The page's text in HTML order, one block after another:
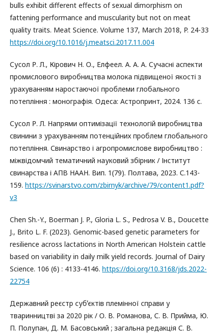
bulls exhibit different effects of sexual dimorphism on
fattening performance and muscularity but not on meat
quality traits. Meat Science. Volume 137, March 2018, P. 24-33
https://doi.org/10.1016/j.meatsci.2017.11.004
Сусол Р. Л., Кірович Н. О., Елфеел. А. А. А. Сучасні аспекти
промислового виробництва молока підвищеної якості з
урахуванням наростаючої проблеми глобального
потепління : монографія. Одеса: Астропринт, 2024. 136 с.
Сусол Р. Л. Напрями оптимізації технологій виробництва
свинини з урахуванням потенційних проблем глобального
потепління. Свинарство і агропромислове виробництво :
міжвідомчий тематичний науковий збірник / Інститут
свинарства і АПВ НААН. Вип. 1(79). Полтава, 2023. С.143-
159. https://svinarstvo.com/zbirnyk/archive/79/content1.pdf?
v3
Chen Sh.-Y., Boerman J. P., Gloria L. S., Pedrosa V. B., Doucette
J., Brito L. F. (2023). Genomic-based genetic parameters for
resilience across lactations in North American Holstein cattle
based on variability in daily milk yield records. Journal of Dairy
Science. 106 (6) : 4133-4146. https://doi.org/10.3168/jds.2022-
22754
Державний реєстр субʼєктів племінної справи у
тваринництві за 2020 рік / О. В. Романова, С. В. Прийма, Ю.
П. Полупан, Д. М. Басовський ; загальна редакція С. В.